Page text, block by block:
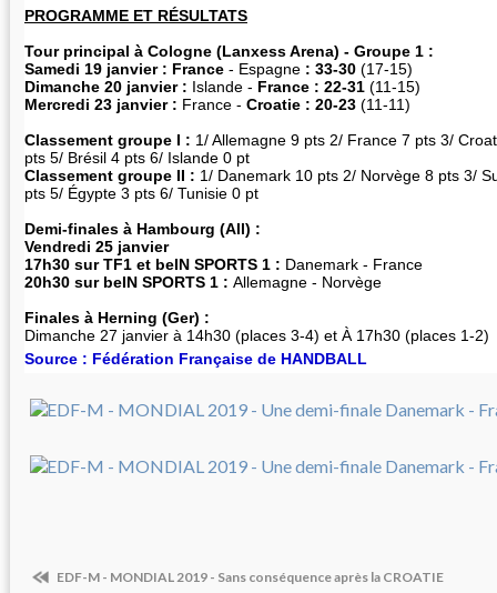
PROGRAMME ET RÉSULTATS
Tour principal à Cologne (Lanxess Arena) - Groupe 1 :
Samedi 19 janvier : France - Espagne : 33-30 (17-15)
Dimanche 20 janvier : Islande - France : 22-31 (11-15)
Mercredi 23 janvier : France - Croatie : 20-23 (11-11)
Classement groupe I : 1/ Allemagne 9 pts 2/ France 7 pts 3/
pts 5/ Brésil 4 pts 6/ Islande 0 pt
Classement groupe II : 1/ Danemark 10 pts 2/ Norvège 8 pts 3/
pts 5/ Égypte 3 pts 6/ Tunisie 0 pt
Demi-finales à Hambourg (All) :
Vendredi 25 janvier
17h30 sur TF1 et beIN SPORTS 1 : Danemark - France
20h30 sur beIN SPORTS 1 : Allemagne - Norvège
Finales à Herning (Ger) :
Dimanche 27 janvier à 14h30 (places 3-4) et À 17h30 (places 1-2)
Source : Fédération Française de HANDBALL
EDF-M - MONDIAL 2019 - Sans conséquence après la CROATIE